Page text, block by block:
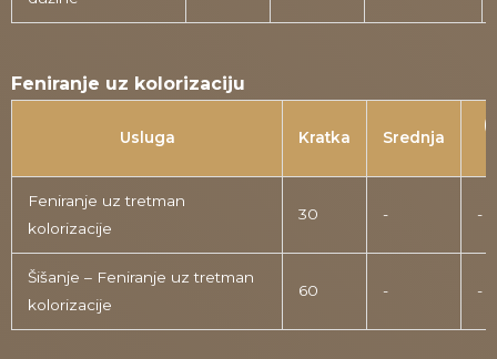
Feniranje uz kolorizaciju
Usluga Kratka Srednja
Feniranje uz tretman
kolorizacije
30 - -
Šišanje – Feniranje uz tretman
kolorizacije
60 - -